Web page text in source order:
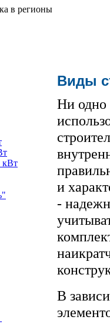
в регионы
кВт
Виды
Ни одно
и
-
В